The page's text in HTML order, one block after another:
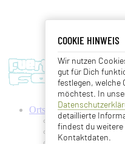
COOKIE HINWEIS
Wir nutzen
gut für Dich
festlegen, welche
möchtest. In
detaillierte
findest du weitere
Kontaktdaten.
Ortschaften
Antigua
Ajuy